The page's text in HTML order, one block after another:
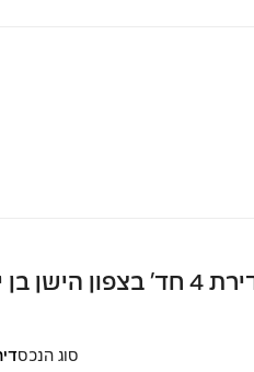
בן יהודה
סוג הנכס